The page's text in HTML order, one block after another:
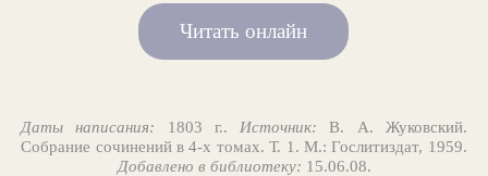
Читать онлайн
Даты написания: 1803 г.. Источник: В. А. Жуковский.
Собрание сочинений в 4-х томах. Т. 1. М.: Гослитиздат, 1959.
Добавлено в библиотеку: 15.06.08.